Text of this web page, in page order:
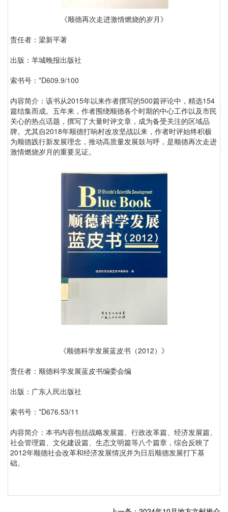
《顺德再次走进激情燃烧的岁月》
责任者：梁新平著
出版：羊城晚报出版社
索书号：*D609.9/100
内容简介：该书从2015年以来作者撰写的500篇评论中，精选154
篇结集而成。五年来，作者围绕顺德各个时期的中心工作以及市民
关心的热点话题，撰写了大量时评文章，成为备受关注的区域品
牌。尤其自2018年顺德打响村改攻坚战以来，作者时评始终积极
为顺德践行新发展理念，推动高质量发展鼓与呼，是顺德再次走进
激情燃烧岁月的重要见证。
《顺德科学发展蓝皮书（2012）》
责任者：顺德科学发展蓝皮书编委会编
出版：广东人民出版社
索书号：*D676.53/11
内容简介：本书内容包括战略发展篇、行政改革篇、经济发展篇、
社会管理篇、文化建设篇、生态文明篇等八个篇章，综合反映了
2012年顺德社会改革和经济发展情况并为日后顺德发展打下基
础。